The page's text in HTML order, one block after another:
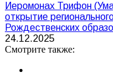
Иеромонах Трифон
открытие
Рождественских
24.12.2025
Смотрите также: